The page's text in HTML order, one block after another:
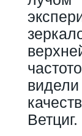
Ветциг.